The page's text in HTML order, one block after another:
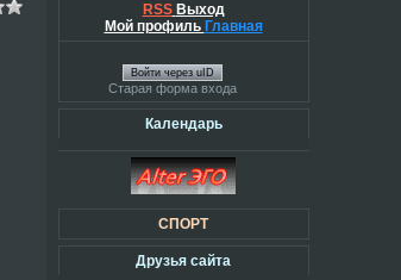
RSS Выход
Мой профиль Главная
Войти через uID
Старая форма входа
Календарь
СПОРТ
Друзья сайта